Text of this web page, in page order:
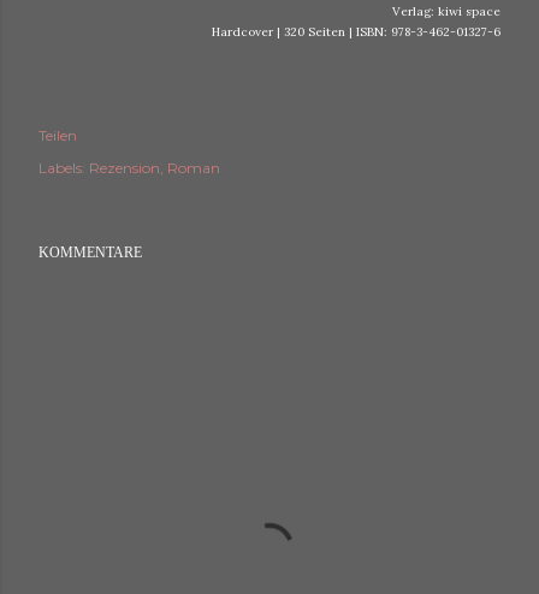
Verlag: kiwi space
Hardcover | 320 Seiten | ISBN: 978-3-462-01327-6
Teilen
Labels: Rezension Roman
KOMMENTARE